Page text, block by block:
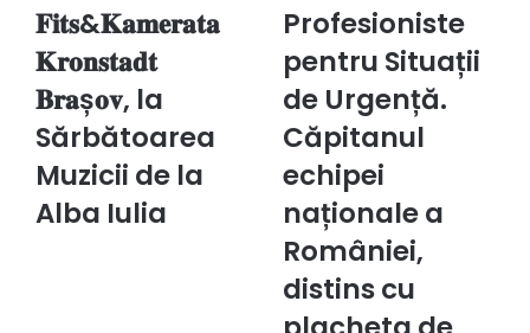
-
𝐀𝐥𝐞𝐱𝐚𝐧𝐝𝐫𝐚
𝐅𝐢𝐭𝐬&𝐊𝐚𝐦𝐞𝐫𝐚𝐭𝐚
𝐊𝐫𝐨𝐧𝐬𝐭𝐚𝐝𝐭
𝐁𝐫𝐚ș𝐨𝐯,
la
Sărbătoarea
Muzicii
de
𝐅𝐢𝐭𝐬&𝐊𝐚𝐦𝐞𝐫𝐚𝐭𝐚
𝐊𝐫𝐨𝐧𝐬𝐭𝐚𝐝𝐭
𝐁𝐫𝐚ș𝐨𝐯, la
Sărbătoarea
Muzicii de la
Alba Iulia
Situații
de
Urgență.
Căpitanul
echipei
naționale
României,
distins
placheta
de
Profesioniste
pentru Situații
de Urgență.
Căpitanul
echipei
naționale a
României,
distins cu